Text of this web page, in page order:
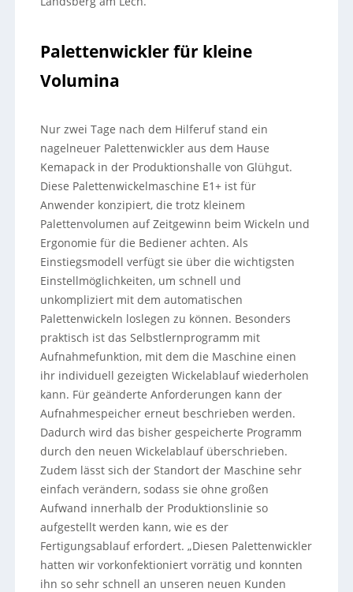
Palettenwickler für kleine
Volumina
Nur zwei Tage nach dem Hilferuf stand ein
nagelneuer Palettenwickler aus dem Hause
Kemapack in der Produktionshalle von Glühgut.
Diese Palettenwickelmaschine E1+ ist für
Anwender konzipiert, die trotz kleinem
Palettenvolumen auf Zeitgewinn beim Wickeln und
Ergonomie für die Bediener achten. Als
Einstiegsmodell verfügt sie über die wichtigsten
Einstellmöglichkeiten, um schnell und
unkompliziert mit dem automatischen
Palettenwickeln loslegen zu können. Besonders
praktisch ist das Selbstlernprogramm mit
Aufnahmefunktion, mit dem die Maschine einen
ihr individuell gezeigten Wickelablauf wiederholen
kann. Für geänderte Anforderungen kann der
Aufnahmespeicher erneut beschrieben werden.
Dadurch wird das bisher gespeicherte Programm
durch den neuen Wickelablauf überschrieben.
Zudem lässt sich der Standort der Maschine sehr
einfach verändern, sodass sie ohne großen
Aufwand innerhalb der Produktionslinie so
aufgestellt werden kann, wie es der
Fertigungsablauf erfordert. „Diesen Palettenwickler
hatten wir vorkonfektioniert vorrätig und konnten
ihn so sehr schnell an unseren neuen Kunden